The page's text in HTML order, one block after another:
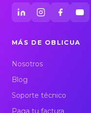
MÁS DE OBLICUA
Nosotros
Blog
Soporte técnico
Paga tu factura